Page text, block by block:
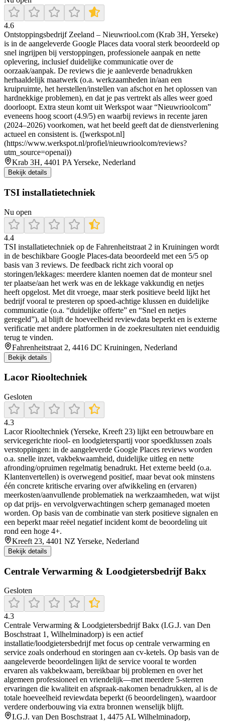
4.6
Ontstoppingsbedrijf Zeeland – Nieuwriool.com (Krab 3H, Yerseke)
is in de aangeleverde Google Places data vooral sterk beoordeeld op
snel ingrijpen bij verstoppingen, professionele aanpak en nette
oplevering, inclusief duidelijke communicatie over de
oorzaak/aanpak. De reviews die je aanleverde benadrukken
herhaaldelijk maatwerk (o.a. werkzaamheden in/aan een
kruipruimte, het herstellen/instellen van afschot en het oplossen van
hardnekkige problemen), en dat je pas vertrekt als alles weer goed
doorloopt. Extra steun komt uit Werkspot waar “Nieuwrioolcom”
eveneens hoog scoort (4.9/5) en waarbij reviews in recente jaren
(2024–2026) voorkomen, wat het beeld geeft dat de dienstverlening
actueel en consistent is. ([werkspot.nl]
(https://www.werkspot.nl/profiel/nieuwrioolcom/reviews?
utm_source=openai))
Krab 3H, 4401 PA Yerseke, Nederland
Bekijk details
TSI installatietechniek
Nu open
4.4
TSI installatietechniek op de Fahrenheitstraat 2 in Kruiningen wordt
in de beschikbare Google Places-data beoordeeld met een 5/5 op
basis van 3 reviews. De feedback richt zich vooral op
storingen/lekkages: meerdere klanten noemen dat de monteur snel
ter plaatse/aan het werk was en de lekkage vakkundig en netjes
heeft opgelost. Met dit vroege, maar sterk positieve beeld lijkt het
bedrijf vooral te presteren op spoed-achtige klussen en duidelijke
communicatie (o.a. “duidelijke offerte” en “Snel en netjes
geregeld”), al blijft de hoeveelheid reviewdata beperkt en is externe
verificatie met andere platformen in de zoekresultaten niet eenduidig
terug te vinden.
Fahrenheitstraat 2, 4416 DC Kruiningen, Nederland
Bekijk details
Lacor Riooltechniek
Gesloten
4.3
Lacor Riooltechniek (Yerseke, Kreeft 23) lijkt een betrouwbare en
servicegerichte riool- en loodgieterspartij voor spoedklussen zoals
verstoppingen: in de aangeleverde Google Places reviews worden
o.a. snelle inzet, vakbekwaamheid, duidelijke uitleg en nette
afronding/opruimen regelmatig benadrukt. Het externe beeld (o.a.
Klantenvertellen) is overwegend positief, maar bevat ook minstens
één concrete kritische ervaring over afwikkeling en (ervaren)
meerkosten/aanvullende problematiek na werkzaamheden, wat wijst
op dat prijs- en vervolgverwachtingen scherp gemanaged moeten
worden. Op basis van de combinatie van sterk positieve signalen en
een beperkt maar reëel negatief incident komt de beoordeling uit
rond een hoge 4+.
Kreeft 23, 4401 NZ Yerseke, Nederland
Bekijk details
Centrale Verwarming & Loodgietersbedrijf Bakx
Gesloten
4.3
Centrale Verwarming & Loodgietersbedrijf Bakx (I.G.J. van Den
Boschstraat 1, Wilhelminadorp) is een actief
installatie/loodgietersbedrijf met focus op centrale verwarming en
service zoals onderhoud en storingen aan cv-ketels. Op basis van de
aangeleverde beoordelingen lijkt de service vooral te worden
ervaren als vakbekwaam, bereikbaar bij problemen en over het
algemeen professioneel en vriendelijk—met meerdere 5-sterren
ervaringen die kwaliteit en afspraak-nakomen benadrukken, al is de
totale hoeveelheid reviewdata beperkt (6 beoordelingen), waardoor
verdere onderbouwing via extra bronnen wenselijk blijft.
I.G.J. van Den Boschstraat 1, 4475 AL Wilhelminadorp,